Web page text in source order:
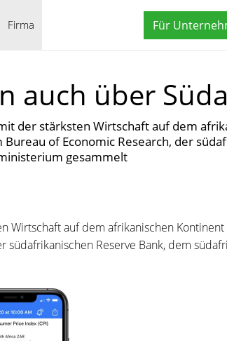
Firma Für
auch über
der stärksten Wirtschaft auf dem
of Economic Research, der
gesammelt
Wirtschaft auf dem afrikanischen
Reserve Bank, dem